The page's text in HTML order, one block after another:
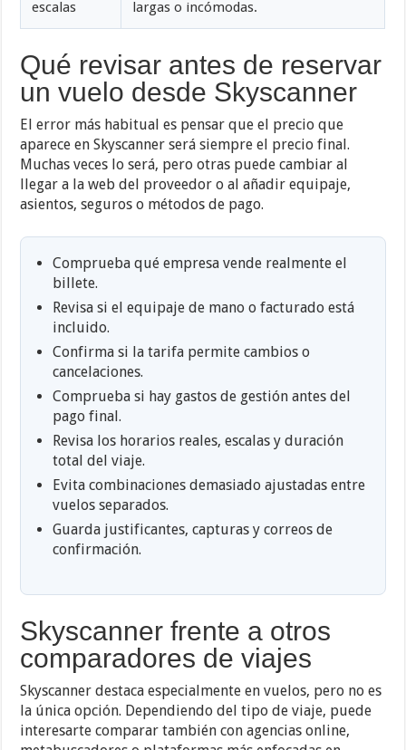
escalas
largas o incómodas.
Qué revisar antes de reservar
un vuelo desde Skyscanner
El error más habitual es pensar que el precio que
aparece en Skyscanner será siempre el precio final.
Muchas veces lo será, pero otras puede cambiar al
llegar a la web del proveedor o al añadir equipaje,
asientos, seguros o métodos de pago.
Comprueba qué empresa vende realmente el
billete.
Revisa si el equipaje de mano o facturado está
incluido.
Confirma si la tarifa permite cambios o
cancelaciones.
Comprueba si hay gastos de gestión antes del
pago final.
Revisa los horarios reales, escalas y duración
total del viaje.
Evita combinaciones demasiado ajustadas entre
vuelos separados.
Guarda justificantes, capturas y correos de
confirmación.
Skyscanner frente a otros
comparadores de viajes
Skyscanner destaca especialmente en vuelos, pero no es
la única opción. Dependiendo del tipo de viaje, puede
interesarte comparar también con agencias online,